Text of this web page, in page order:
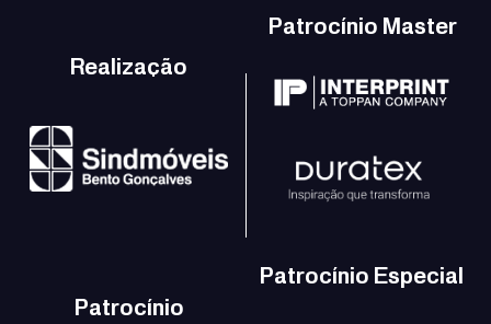
Realização
Patrocínio Master
Patrocínio
Patrocínio Especial